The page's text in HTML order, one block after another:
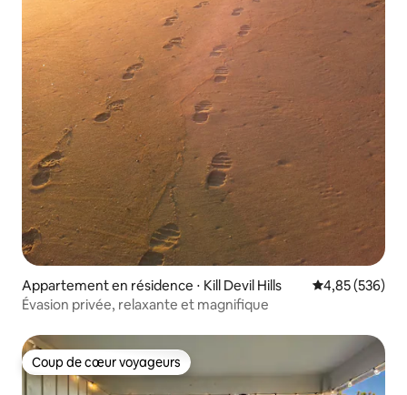
Appartement en résidence ⋅ Kill Devil Hills Évaluation
4,85 (536)
Évasion privée, relaxante et magnifique
Coup de cœur voyageurs
Coup de cœur voyageurs